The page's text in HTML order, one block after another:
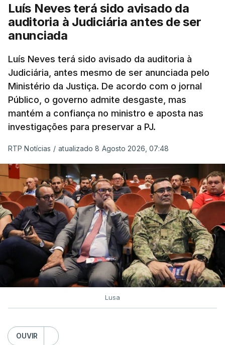
Luís Neves terá sido avisado da
auditoria à Judiciária antes de ser
anunciada
Luís Neves terá sido avisado da auditoria à
Judiciária, antes mesmo de ser anunciada pelo
Ministério da Justiça. De acordo com o jornal
Público, o governo admite desgaste, mas
mantém a confiança no ministro e aposta nas
investigações para preservar a PJ.
RTP Notícias / atualizado 8 Agosto 2026, 07:48
Lusa
OUVIR